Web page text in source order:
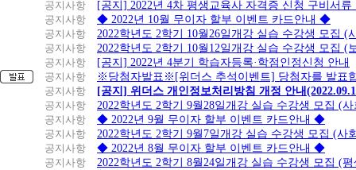
공지사항
[공지] 2022년 4차 평생교육사 자격증 신청 구비서류
공지사항
◆ 2022년 10월 무이자 할부 이벤트 카드안내 ◆
공지사항
2022학년도 2학기 10월26일개강 실습 수강생 모집 (
공지사항
2022학년도 2학기 10월12일개강 실습 수강생 모집 (
공지사항
[공지] 2022년 4분기 학습자등록·학점인정신청 안내
공지사항
※당첨자발표※[위더스 추석이벤트] 당첨자를 발표
공지사항
[공지] 위더스 개인정보처리방침 개정 안내
공지사항
2022학년도 2학기 9월28일개강 실습 수강생 모집 (
공지사항
◆ 2022년 9월 무이자 할부 이벤트 카드안내 ◆
공지사항
2022학년도 2학기 9월7일개강 실습 수강생 모집 (사
공지사항
◆ 2022년 8월 무이자 할부 이벤트 카드안내 ◆
공지사항
2022학년도 2학기 8월24일개강 실습 수강생 모집 (